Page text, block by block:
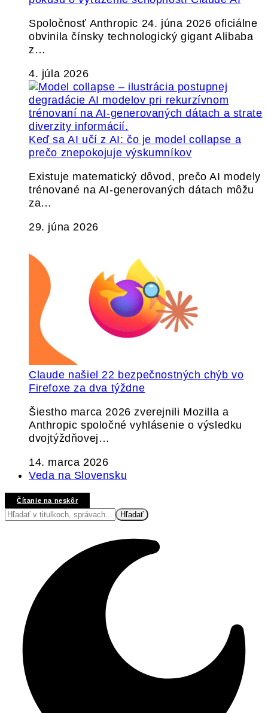
Spoločnosť Anthropic 24. júna 2026 oficiálne
obvinila čínsky technologický gigant Alibaba
z…
4. júla 2026
Keď sa AI učí z AI: čo je model collapse a
prečo znepokojuje výskumníkov
Existuje matematický dôvod, prečo AI modely
trénované na AI-generovaných dátach môžu
za…
29. júna 2026
Claude našiel 22 bezpečnostných chýb vo
Firefoxe za dva týždne
Šiestho marca 2026 zverejnili Mozilla a
Anthropic spoločné vyhlásenie o výsledku
dvojtýždňovej…
14. marca 2026
Veda na Slovensku
Čítanie na neskôr